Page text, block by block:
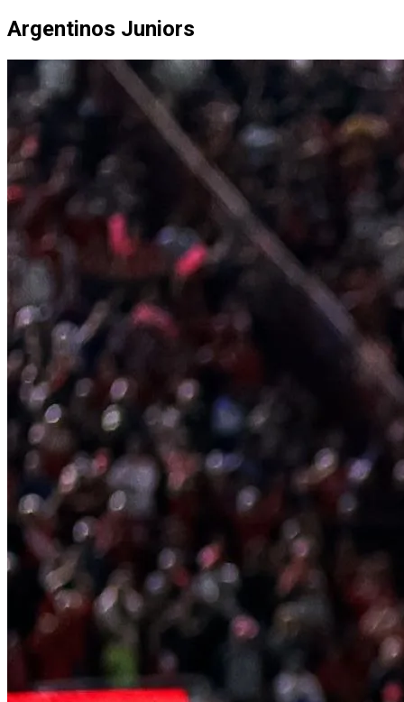
Argentinos Juniors